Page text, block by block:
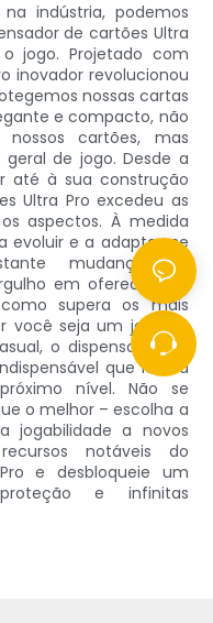
indústria, podemos
de cartões Ultra
jogo. Projetado com
inovador revolucionou
nossas cartas
e compacto, não
cartões, mas
de jogo. Desde a
até à sua construção
Ultra Pro excedeu as
aspectos. À medida
evoluir e a adaptar-se
mudança da
em oferecer um
supera os mais
você seja um jogador
o dispensador de
que levará
nível. Não se
o melhor – escolha a
jogabilidade a novos
notáveis ​​do
e desbloqueie um
e infinitas